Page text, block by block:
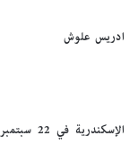
ادريس علوش